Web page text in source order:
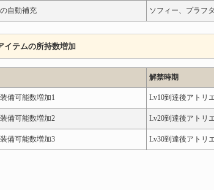
自動補充 ソフィー、プラフ
イテムの所持数増加
解禁時期
備可能数増加1 Lv10到達後アトリ
備可能数増加2 Lv20到達後アトリ
備可能数増加3 Lv30到達後アトリ